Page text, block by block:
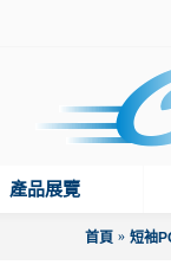
產品展覽
首頁 短袖